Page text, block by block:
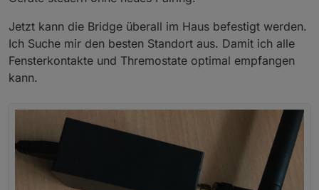
Jetzt kann die Bridge überall im Haus befestigt werden.
Ich Suche mir den besten Standort aus. Damit ich alle
Fensterkontakte und Thremostate optimal empfangen
kann.